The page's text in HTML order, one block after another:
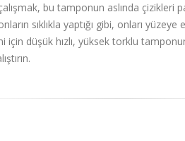
bu tamponun aslında çizikleri
sıklıkla yaptığı gibi, onları
için düşük hızlı, yüksek torklu